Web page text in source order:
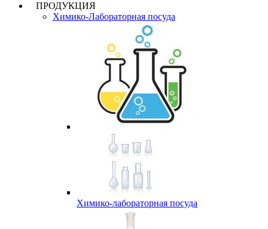
ПРОДУКЦИЯ
Химико-Лабораторная посуда
Химико-лабораторная посуда